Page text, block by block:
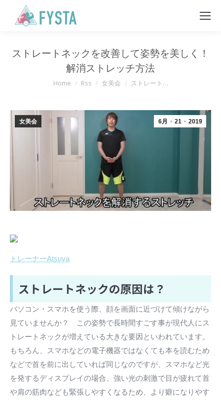
ストレートネックを改善して姿勢を美しく！
解消ストレッチ方法
You are here:
Home Rss 女美会 ストレート…
6月 21 2019
女美会
トレーナーAtsuya
ストレートネックの原因は？
パソコン・スマホを使う際、顔を画面に近づけて傾けながら
見ていませんか？ この姿勢で長時間すごす事が現代人にス
トレートネックが増えている大きな要因といわれています。
もちろん、スマホなどの電子機器ではなくても本を読むため
などで首を前に出していれば同じなのですが、スマホなど光
を発するディスプレイの場合、強い光の刺激で目が疲れて首
や肩の筋肉なども緊張しやすくなるため、より癖になりやす